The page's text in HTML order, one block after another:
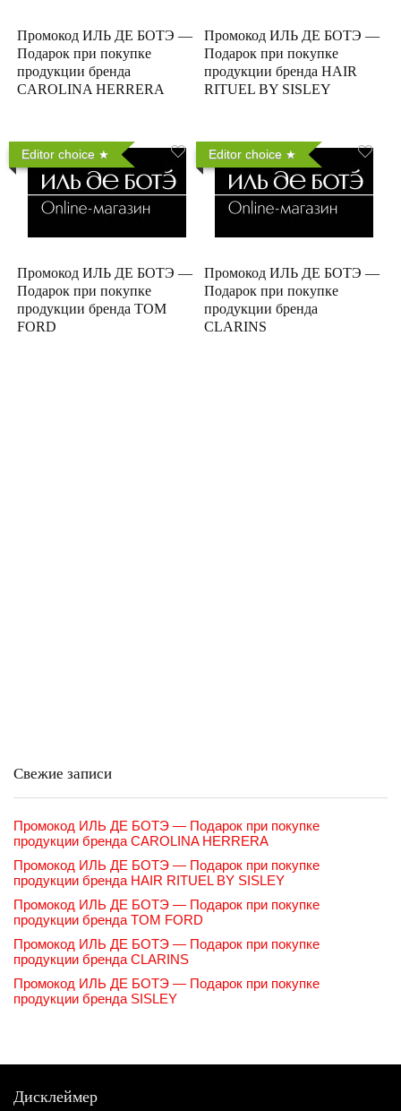
Промокод ИЛЬ ДЕ БОТЭ —
Подарок при покупке
продукции бренда
CAROLINA HERRERA
Промокод ИЛЬ ДЕ БОТЭ —
Подарок при покупке
продукции бренда HAIR
RITUEL BY SISLEY
Editor choice
Промокод ИЛЬ ДЕ БОТЭ —
Подарок при покупке
продукции бренда TOM
FORD
Editor choice
Промокод ИЛЬ ДЕ БОТЭ —
Подарок при покупке
продукции бренда
CLARINS
Свежие записи
Промокод ИЛЬ ДЕ БОТЭ — Подарок при покупке
продукции бренда CAROLINA HERRERA
Промокод ИЛЬ ДЕ БОТЭ — Подарок при покупке
продукции бренда HAIR RITUEL BY SISLEY
Промокод ИЛЬ ДЕ БОТЭ — Подарок при покупке
продукции бренда TOM FORD
Промокод ИЛЬ ДЕ БОТЭ — Подарок при покупке
продукции бренда CLARINS
Промокод ИЛЬ ДЕ БОТЭ — Подарок при покупке
продукции бренда SISLEY
Дисклеймер